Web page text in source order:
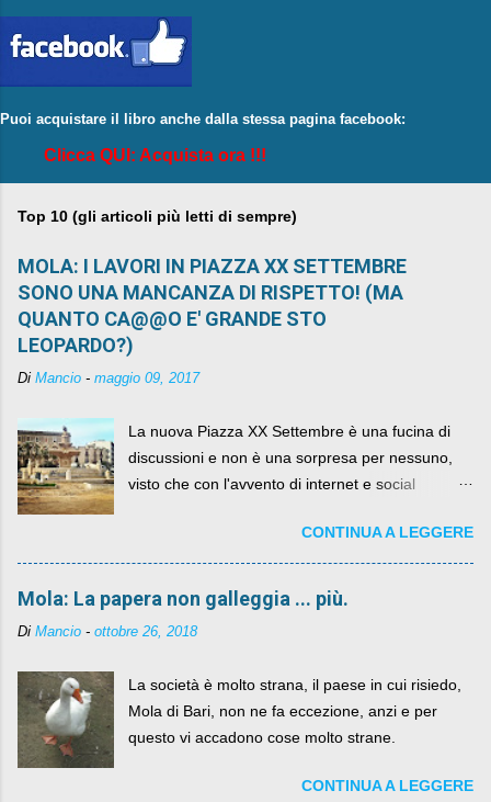
Puoi acquistare il libro anche dalla stessa pagina facebook:
Clicca QUI: Acquista ora !!!
Top 10 (gli articoli più letti di sempre)
MOLA: I LAVORI IN PIAZZA XX SETTEMBRE
SONO UNA MANCANZA DI RISPETTO! (MA
QUANTO CA@@O E' GRANDE STO
LEOPARDO?)
Di Mancio - maggio 09, 2017
La nuova Piazza XX Settembre è una fucina di
discussioni e non è una sorpresa per nessuno,
visto che con l'avvento di internet e social
sua lasciandone anche traccia scritta nel web.
CONTINUA A LEGGERE
Mola: La papera non galleggia ... più.
Di Mancio - ottobre 26, 2018
La società è molto strana, il paese in cui risiedo,
Mola di Bari, non ne fa eccezione, anzi e per
questo vi accadono cose molto strane.
CONTINUA A LEGGERE